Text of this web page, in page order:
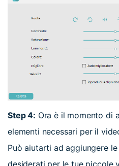
Step 4: Ora è il momento di
elementi necessari per il
Può aiutarti ad aggiungere